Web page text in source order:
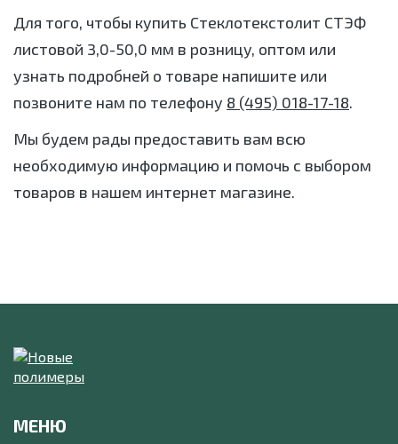
Для того, чтобы купить Стеклотекстолит СТЭФ
листовой 3,0-50,0 мм в розницу, оптом или
узнать подробней о товаре напишите или
позвоните нам по телефону 8 (495) 018-17-18.
Мы будем рады предоставить вам всю
необходимую информацию и помочь с выбором
товаров в нашем интернет магазине.
МЕНЮ